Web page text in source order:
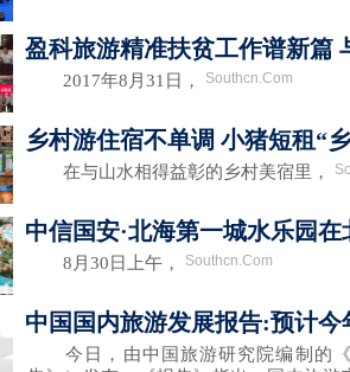
盈科旅游精准扶贫工作谱新篇
2017年8月31日， Southcn.Com
乡村游住宿不单调 小猪短租“
在与山水相得益彰的乡村美宿里，
中信国安·北海第一城水乐园
8月30日上午， Southcn.Com
中国国内旅游发展报告:预计
今日，由中国旅游研究院编制的《